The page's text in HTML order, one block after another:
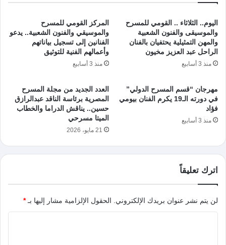
اليوم.. الثلاثاء .. القومي للمسرح
والموسيقى والفنون الشعبية
والمهن التمثيلية يحتفيان بالفنان
الراحل عبد العزيز مخيون
منذ 3 أسابيع
المركز القومي للمسرح
والموسيقي والفنون الشعبية.. يدعو
الفنانين إلى تسجيل بياناتهم
وأعمالهم الفنية للتوثيق
منذ 3 أسابيع
مهرجان “قسم المسرح الدولي”
في دورته الـ19 يكرم الفنان بيومي
فؤاد
منذ 3 أسابيع
العدد الجديد من مجلة المسرح
المصرية برئاسة الناقد عبدالرازق
حسين.. يناقش الدراما والخطاب
الميتا مسرحي
21 مايو، 2026
اترك تعليقاً
لن يتم نشر عنوان بريدك الإلكتروني. الحقول الإلزامية مشار إليها بـ*